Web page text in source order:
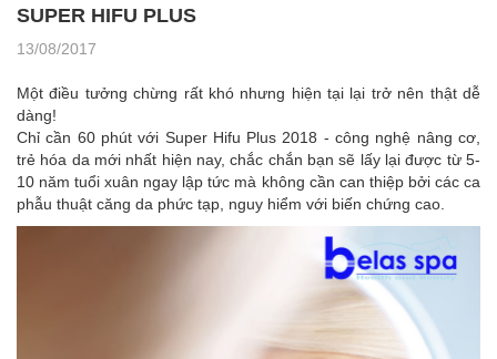
SUPER HIFU PLUS
13/08/2017
Một điều tưởng chừng rất khó nhưng hiện tại lại trở nên thật dễ
dàng!
Chỉ cần 60 phút với Super Hifu Plus 2018 - công nghệ nâng cơ,
trẻ hóa da mới nhất hiện nay, chắc chắn bạn sẽ lấy lại được từ 5-
10 năm tuổi xuân ngay lập tức mà không cần can thiệp bởi các ca
phẫu thuật căng da phức tạp, nguy hiểm với biến chứng cao.